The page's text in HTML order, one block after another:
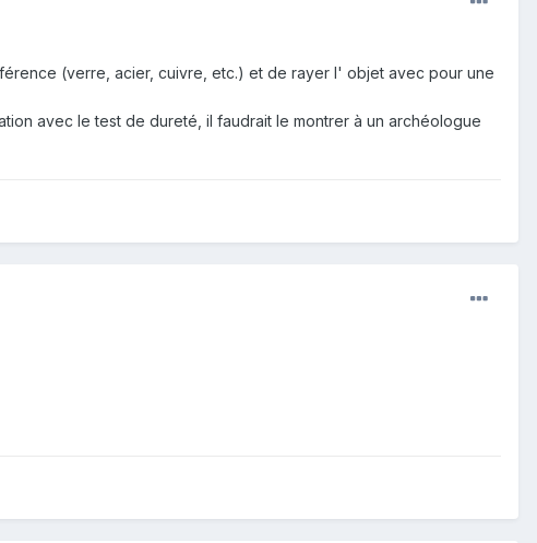
(verre, acier, cuivre, etc.) et de rayer l' objet avec pour une
avec le test de dureté, il faudrait le montrer à un archéologue